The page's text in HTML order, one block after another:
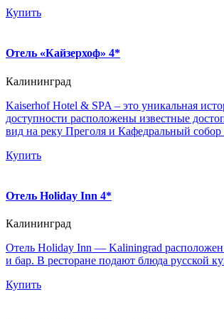
Купить
Отель «Кайзерхоф» 4*
Калининград
Kaiserhof Hotel & SPA – это уникальная
доступности расположены известные
вид на реку Преголя и Кафедральный
Купить
Отель Holiday Inn 4*
Калининград
Отель Holiday Inn — Kaliningrad расположен
и бар. В ресторане подают блюда русской
Купить